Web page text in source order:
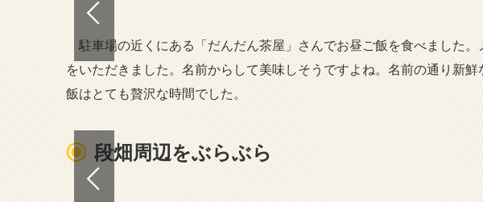
駐車場の近くにある「だんだん茶屋」さんでお昼ご飯を食べました
をいただきました。名前からして美味しそうですよね。名前の通り新
飯はとても贅沢な時間でした。
段畑周辺をぶらぶら